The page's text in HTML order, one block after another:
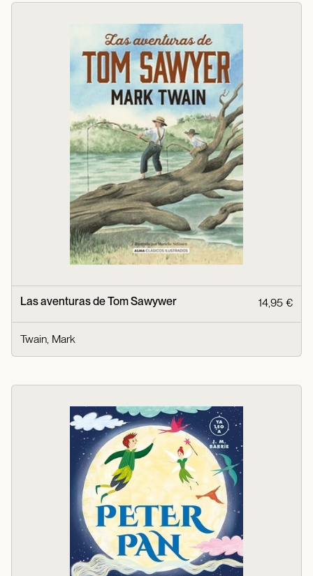
Las aventuras de Tom Sawywer 14,95 €
Twain, Mark